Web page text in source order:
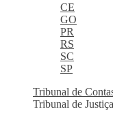
CE
GO
PR
RS
SC
SP
Tribunal de
Tribunal de Justiça